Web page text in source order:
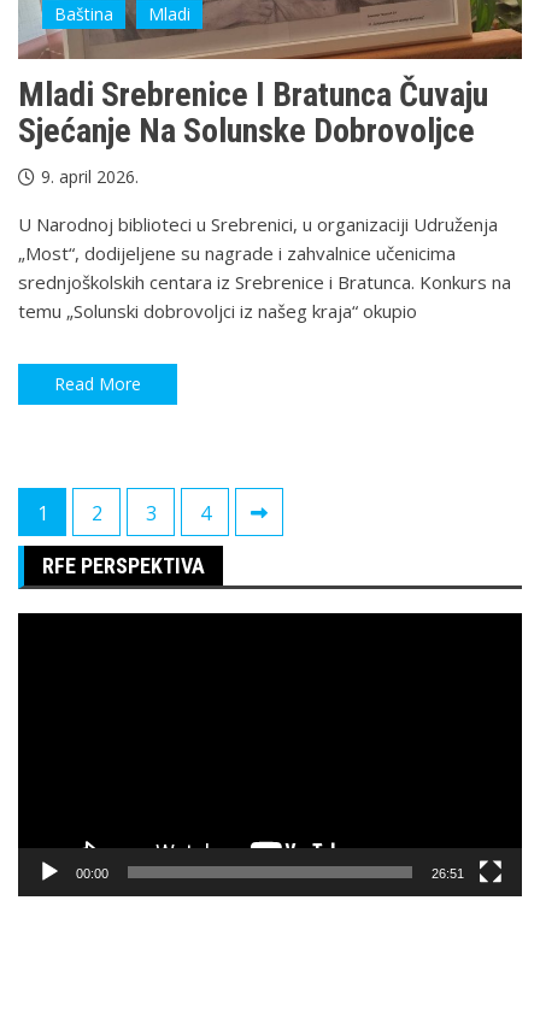
Baština Mladi
Mladi Srebrenice I Bratunca Čuvaju
Sjećanje Na Solunske Dobrovoljce
9. april 2026.
U Narodnoj biblioteci u Srebrenici, u organizaciji Udruženja
„Most“, dodijeljene su nagrade i zahvalnice učenicima
srednjoškolskih centara iz Srebrenice i Bratunca. Konkurs na
temu „Solunski dobrovoljci iz našeg kraja“ okupio
Read More
Paginacija
članaka
1 2 3 4
RFE PERSPEKTIVA
00:00 26:51